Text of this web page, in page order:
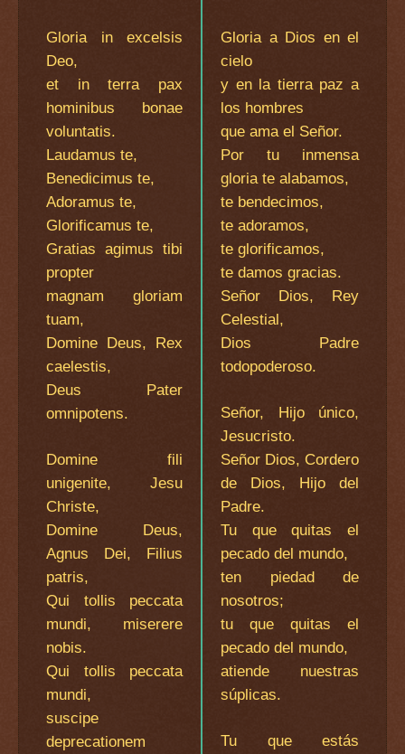
Gloria in excelsis
Deo,
et in terra pax
hominibus bonae
voluntatis.
Laudamus te,
Benedicimus te,
Adoramus te,
Glorificamus te,
Gratias agimus tibi
propter
magnam gloriam
tuam,
Domine Deus, Rex
caelestis,
Deus Pater
omnipotens.
Domine fili
unigenite, Jesu
Christe,
Domine Deus,
Agnus Dei, Filius
patris,
Qui tollis peccata
mundi, miserere
nobis.
Qui tollis peccata
mundi,
suscipe
deprecationem
Gloria a Dios en el
cielo
y en la tierra paz a
los hombres
que ama el Señor.
Por tu inmensa
gloria te alabamos,
te bendecimos,
te adoramos,
te glorificamos,
te damos gracias.
Señor Dios, Rey
Celestial,
Dios Padre
todopoderoso.
Señor, Hijo único,
Jesucristo.
Señor Dios, Cordero
de Dios, Hijo del
Padre.
Tu que quitas el
pecado del mundo,
ten piedad de
nosotros;
tu que quitas el
pecado del mundo,
atiende nuestras
súplicas.
Tu que estás